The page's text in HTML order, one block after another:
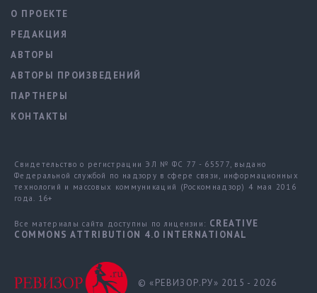
О ПРОЕКТЕ
РЕДАКЦИЯ
АВТОРЫ
АВТОРЫ ПРОИЗВЕДЕНИЙ
ПАРТНЕРЫ
КОНТАКТЫ
Свидетельство о регистрации ЭЛ № ФС 77 - 65577, выдано
Федеральной службой по надзору в сфере связи, информационных
технологий и массовых коммуникаций (Роскомнадзор) 4 мая 2016
года. 16+
Все материалы сайта доступны по лицензии: CREATIVE
COMMONS ATTRIBUTION 4.0 INTERNATIONAL
© «РЕВИЗОР.РУ» 2015 - 2026